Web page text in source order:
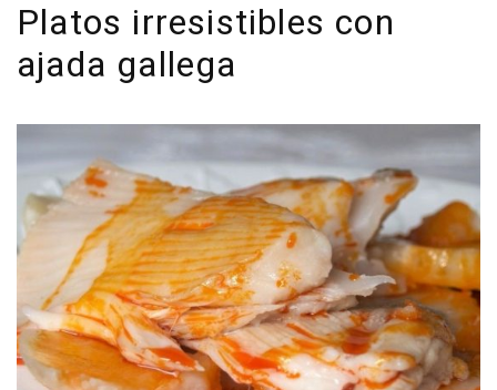
Platos irresistibles con
ajada gallega